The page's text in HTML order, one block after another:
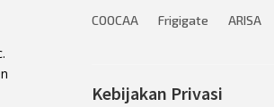
COOCAA
Frigigate ARISA
Kebijakan Privasi